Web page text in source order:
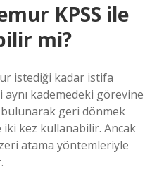
KPSS ile
mi?
istediği kadar istifa
kademedeki görevine
bulunarak geri dönmek
iki kez kullanabilir. Ancak
atama yöntemleriyle